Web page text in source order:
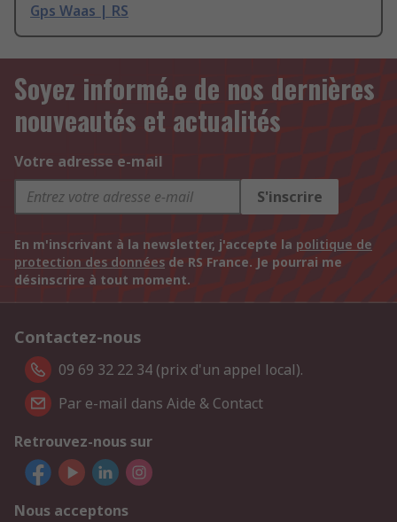
Gps Waas | RS
Soyez informé.e de nos dernières
nouveautés et actualités
Votre adresse e-mail
S'inscrire
En m'inscrivant à la newsletter, j'accepte la politique de
protection des données de RS France. Je pourrai me
désinscrire à tout moment.
Contactez-nous
09 69 32 22 34 (prix d'un appel local).
Par e-mail dans Aide & Contact
Retrouvez-nous sur
Nous acceptons